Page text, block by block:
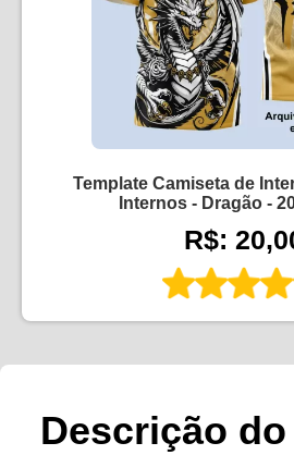
Template Camiseta de
Internos - Dragão -
R$:
Descrição